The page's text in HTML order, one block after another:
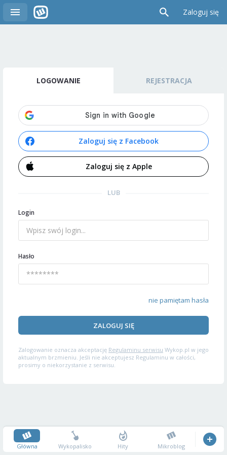
Zaloguj się
LOGOWANIE REJESTRACJA
Zaloguj się z Facebook
Zaloguj się z Apple
LUB
Login
Hasło
nie pamiętam hasła
ZALOGUJ SIĘ
Zalogowanie oznacza akceptację Regulaminu serwisu Wykop.pl w jego
aktualnym brzmieniu. Jeśli nie akceptujesz Regulaminu w całości,
prosimy o niekorzystanie z serwisu.
Główna Wykopalisko Hity Mikroblog